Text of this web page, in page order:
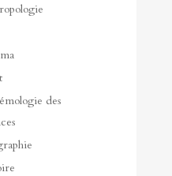
des